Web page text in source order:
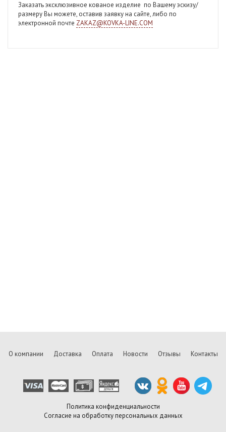
Заказать эксклюзивное кованое изделие по Вашему эскизу/
размеру Вы можете, оставив заявку на сайте, либо по
электронной почте ZAKAZ@KOVKA-LINE.COM
О компании Доставка Оплата Новости Отзывы Контакты
Политика конфиденциальности
Согласие на обработку персональных данных